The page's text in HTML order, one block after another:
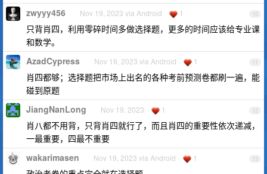
10
zwyyy456 Nov 19, 2023 via Android 1
只背肖四，利用零碎时间多做选择题，更多的时间应该给专业课
和数学。
11
AzadCypress Nov 19, 2023 via Android 1
肖四都够；选择题把市场上出名的各种考前预测卷都刷一遍，能
碰到原题
12
JiangNanLong Nov 19, 2023 1
肖八都不用背，只背肖四就行了，而且肖四的重要性依次递减，
一最重要，四最不重要
13
wakarimasen Nov 19, 2023 via Android 1